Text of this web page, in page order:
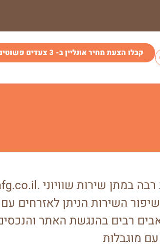
קבלו הצעת מחיר אונליין ב- 3 צעדים פשוטים
. אנו רואים חשיבות רבה במתן שירות שוויוני
רבים בהנגשת האתר